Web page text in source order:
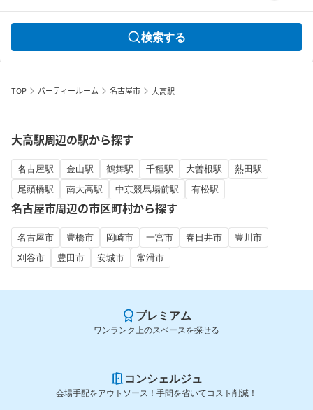
検索する
TOP パーティールーム 名古屋市 大高駅
大高駅周辺の駅から探す
名古屋駅 金山駅 鶴舞駅 千種駅 大曽根駅
熱田駅
尾頭橋駅
南大高駅 中京競馬場前駅 有松駅
名古屋市周辺の市区町村から探す
名古屋市 豊橋市 岡崎市 一宮市 春日井市
豊川市
刈谷市
豊田市 安城市 常滑市
プレミアム
ワンランク上のスペースを探せる
コンシェルジュ
会場手配をアウトソース！手間を省いてコスト削減！